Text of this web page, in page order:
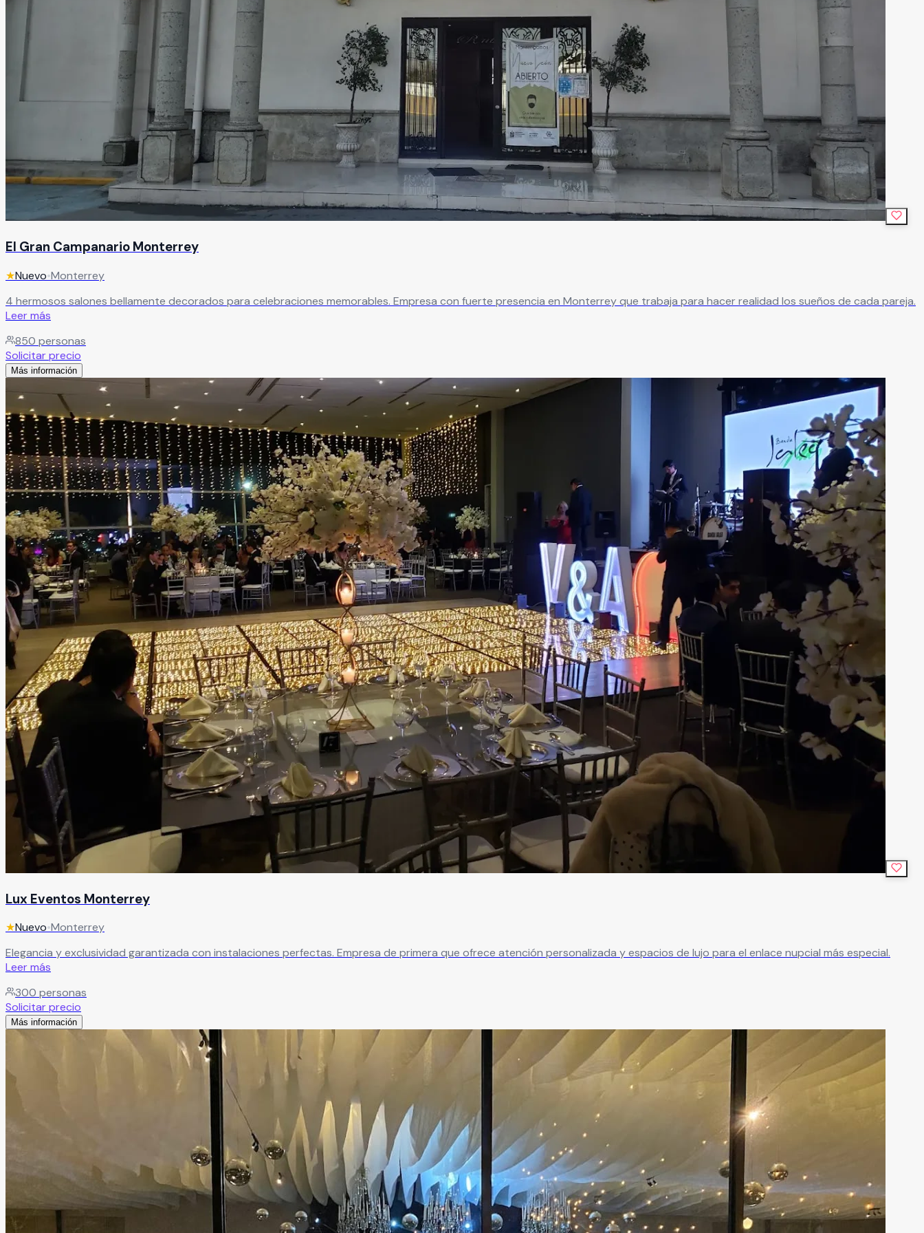
El Gran Campanario Monterrey
★Nuevo•Monterrey
4 hermosos salones bellamente decorados para celebraciones memorables. Empresa con fuerte presencia en Monterrey que trabaja para hacer realidad los sueños de cada pareja.
Leer más
850 personas
Solicitar precio
Más información
Lux Eventos Monterrey
★Nuevo•Monterrey
Elegancia y exclusividad garantizada con instalaciones perfectas. Empresa de primera que ofrece atención personalizada y espacios de lujo para el enlace nupcial más especial.
Leer más
300 personas
Solicitar precio
Más información